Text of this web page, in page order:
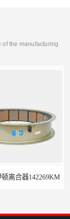
the manufacturing
顿离合器142269KM